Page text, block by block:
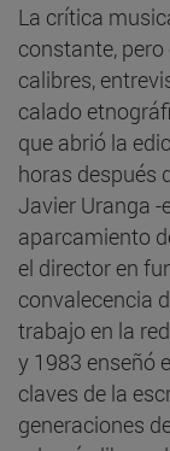
La crítica
constante,
calibres,
calado
que abrió la
horas después
Javier Uranga -
aparcamiento
el director en
convalecencia
trabajo en la
y 1983 enseñó
claves de la
generaciones